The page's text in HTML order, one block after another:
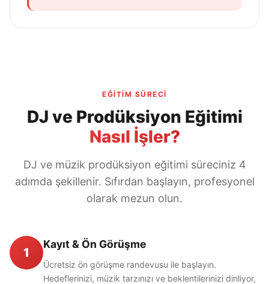
EĞITIM SÜRECI
DJ ve Prodüksiyon Eğitimi
Nasıl İşler?
DJ ve müzik prodüksiyon eğitimi süreciniz 4
adımda şekillenir. Sıfırdan başlayın, profesyonel
olarak mezun olun.
1
Kayıt & Ön Görüşme
Ücretsiz ön görüşme randevusu ile başlayın.
Hedeflerinizi, müzik tarzınızı ve beklentilerinizi dinliyor,